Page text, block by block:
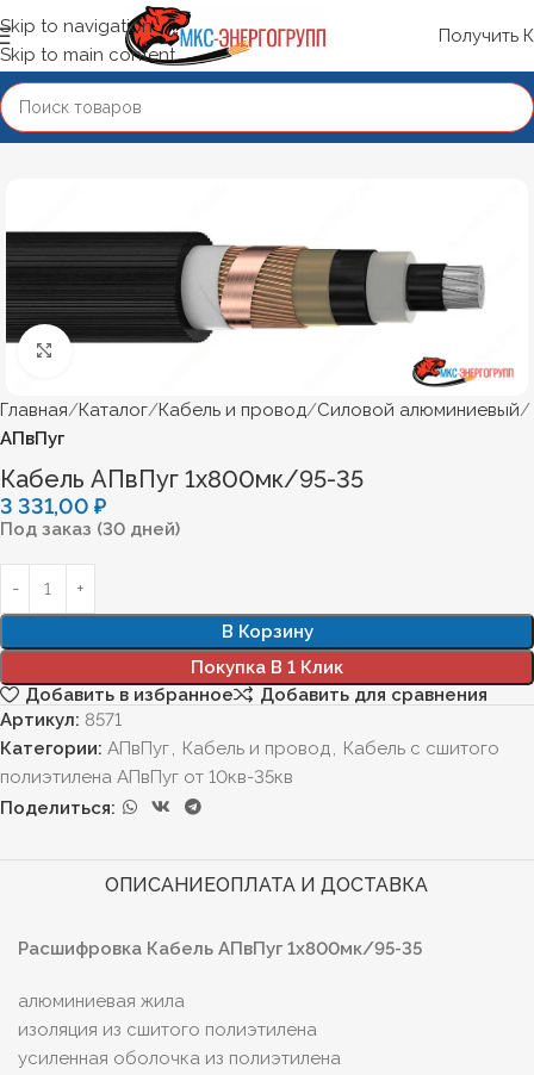
Skip to navigation
Skip to main content
Получить
Главная Каталог Кабель и провод Силовой алюминиевый
АПвПуг
Кабель АПвПуг 1х800мк/95-35
3 331,00 ₽
Под заказ (30 дней)
В Корзину
Покупка В 1 Клик
Добавить в избранное
Добавить для сравнения
Артикул: 8571
Категории: АПвПуг, Кабель и провод, Кабель с сшитого
полиэтилена АПвПуг от 10кв-35кв
Поделиться:
ОПИСАНИЕОПЛАТА И ДОСТАВКА
Расшифровка Кабель АПвПуг 1х800мк/95-35
алюминиевая жила
изоляция из сшитого полиэтилена
усиленная оболочка из полиэтилена